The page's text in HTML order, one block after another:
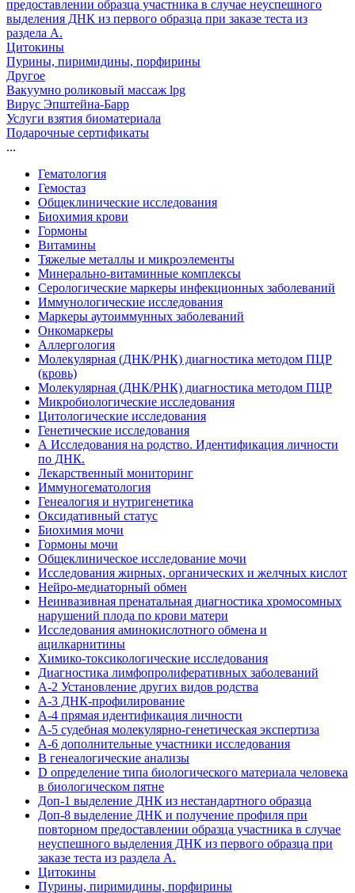
предоставлении образца участника в случае неуспешного
выделения ДНК из первого образца при заказе теста из
раздела А.
Цитокины
Пурины, пиримидины, порфирины
Другое
Вакуумно роликовый массаж lpg
Вирус Эпштейна-Барр
Услуги взятия биоматериала
Подарочные сертификаты
...
Гематология
Гемостаз
Общеклинические исследования
Биохимия крови
Гормоны
Витамины
Тяжелые металлы и микроэлементы
Минерально-витаминные комплексы
Серологические маркеры инфекционных заболеваний
Иммунологические исследования
Маркеры аутоиммунных заболеваний
Онкомаркеры
Аллергология
Молекулярная (ДНК/РНК) диагностика методом ПЦР
(кровь)
Молекулярная (ДНК/РНК) диагностика методом ПЦР
Микробиологические исследования
Цитологические исследования
Генетические исследования
А Исследования на родство. Идентификация личности
по ДНК.
Лекарственный мониторинг
Иммуногематология
Генеалогия и нутригенетика
Оксидативный статус
Биохимия мочи
Гормоны мочи
Общеклиническое исследование мочи
Исследования жирных, органических и желчных кислот
Нейро-медиаторный обмен
Неинвазивная пренатальная диагностика хромосомных
нарушений плода по крови матери
Исследования аминокислотного обмена и
ацилкарнитины
Химико-токсикологические исследования
Диагностика лимфопролиферативных заболеваний
А-2 Установление других видов родства
А-3 ДНК-профилирование
А-4 прямая идентификация личности
А-5 судебная молекулярно-генетическая экспертиза
А-6 дополнительные участники исследования
В генеалогические анализы
D определение типа биологического материала человека
в биологическом пятне
Доп-1 выделение ДНК из нестандартного образца
Доп-8 выделение ДНК и получение профиля при
повторном предоставлении образца участника в случае
неуспешного выделения ДНК из первого образца при
заказе теста из раздела А.
Цитокины
Пурины, пиримидины, порфирины